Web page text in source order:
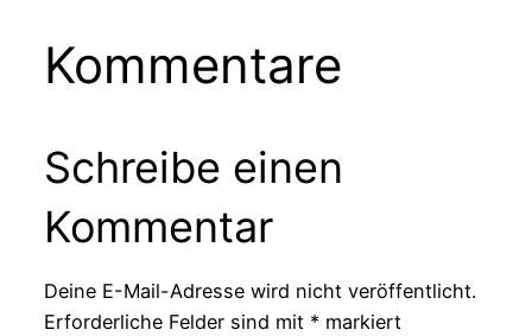
Kommentare
Schreibe einen
Kommentar
Deine E-Mail-Adresse wird nicht veröffentlicht.
Erforderliche Felder sind mit * markiert